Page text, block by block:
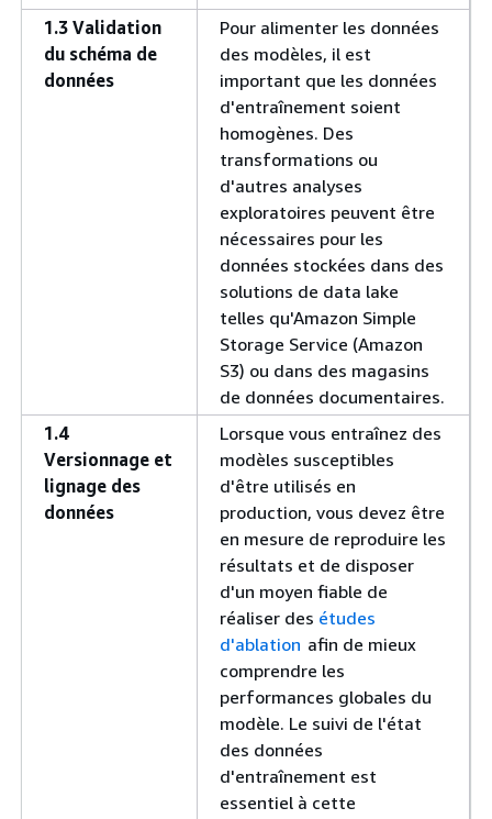
1.3 Validation
du schéma de
données
Pour alimenter les données
des modèles, il est
important que les données
d'entraînement soient
homogènes. Des
transformations ou
d'autres analyses
exploratoires peuvent être
nécessaires pour les
données stockées dans des
solutions de data lake
telles qu'Amazon Simple
Storage Service (Amazon
S3) ou dans des magasins
de données documentaires.
1.4
Versionnage et
lignage des
données
Lorsque vous entraînez des
modèles susceptibles
d'être utilisés en
production, vous devez être
en mesure de reproduire les
résultats et de disposer
d'un moyen fiable de
réaliser des études
d'ablation afin de mieux
comprendre les
performances globales du
modèle. Le suivi de l'état
des données
d'entraînement est
essentiel à cette